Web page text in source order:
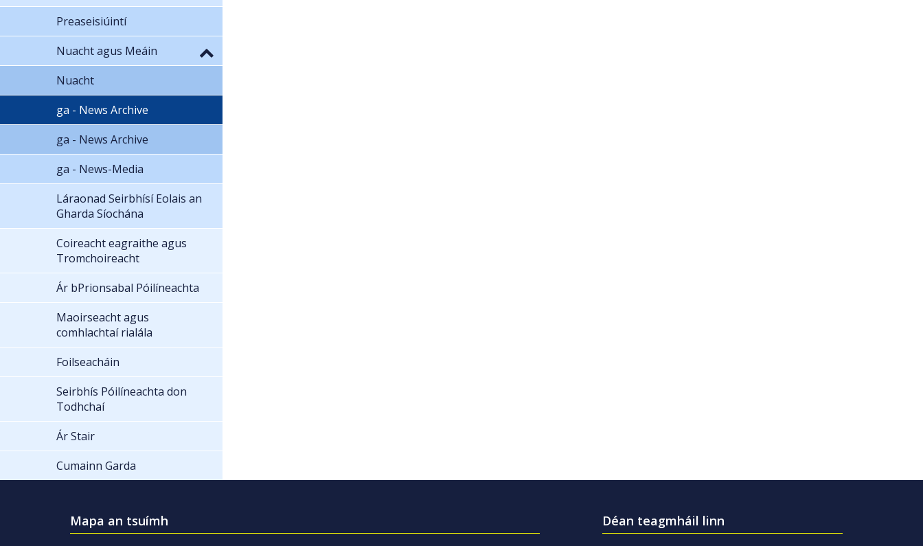
Preaseisiúintí
Nuacht agus Meáin
Nuacht
ga - News Archive
ga - News Archive
ga - News-Media
Láraonad Seirbhísí Eolais an
Gharda Síochána
Coireacht eagraithe agus
Tromchoireacht
Ár bPrionsabal Póilíneachta
Maoirseacht agus
comhlachtaí rialála
Foilseacháin
Seirbhís Póilíneachta don
Todhchaí
Ár Stair
Cumainn Garda
Mapa an tsuímh Déan teagmháil linn